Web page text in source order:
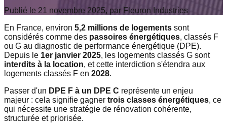
Publié le 21 novembre 2025, par Fleuron Industries
En France, environ 5,2 millions de logements sont
considérés comme des passoires énergétiques, classés F
ou G au diagnostic de performance énergétique (DPE).
Depuis le 1er janvier 2025, les logements classés G sont
interdits à la location, et cette interdiction s'étendra aux
logements classés F en 2028.
Passer d'un DPE F à un DPE C représente un enjeu
majeur : cela signifie gagner trois classes énergétiques, ce
qui nécessite une stratégie de rénovation cohérente,
structurée et priorisée.